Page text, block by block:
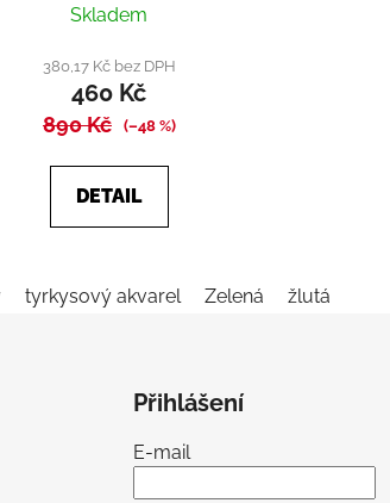
hodnocení
produktu
je
5,0
5
Skladem
380,17 Kč bez DPH
460 Kč
890 Kč (–48 %)
DETAIL
tyrkysový akvarel Zelená žlutá s květy
Přihlášení
E-mail